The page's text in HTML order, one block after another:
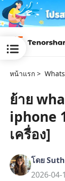
ReiBoot
for iOS
Tenorshare
PDNob
หน้าแรก >
ย้าย
iphone
เครื่อง]
โดย
2026-04-